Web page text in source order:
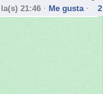
21:46 · Me gusta· 2